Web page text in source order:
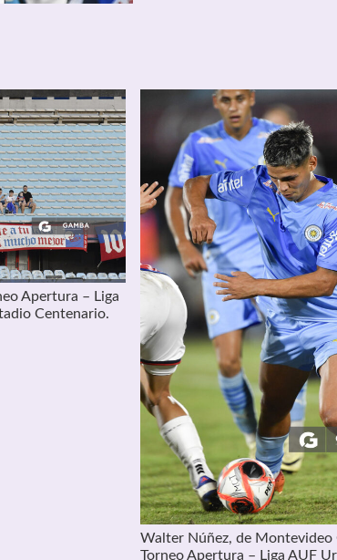
Apertura – Liga
Centenario.
Walter Núñez, de Montevideo
Torneo Apertura – Liga AUF